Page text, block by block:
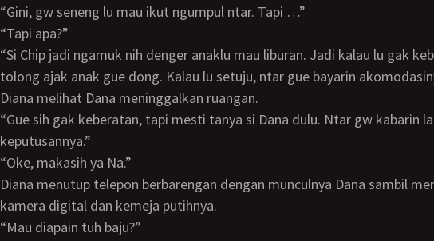
“Gini, gw seneng lu mau ikut ngumpul ntar. Tapi …”
“Tapi apa?”
“Si Chip jadi ngamuk nih denger anaklu mau liburan. Jadi kalau lu gak keberatan,
tolong ajak anak gue dong. Kalau lu setuju, ntar gue bayarin
Diana melihat Dana meninggalkan ruangan.
“Gue sih gak keberatan, tapi mesti tanya si Dana dulu. Ntar gw kabarin lagi
keputusannya.”
“Oke, makasih ya Na.”
Diana menutup telepon berbarengan dengan munculnya Dana sambil membawa
kamera digital dan kemeja putihnya.
“Mau diapain tuh baju?”